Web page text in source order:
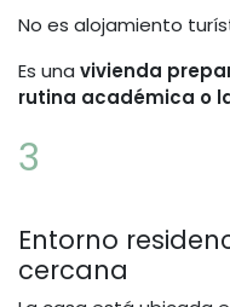
No es alojamiento
Es una vivienda
rutina académica o
3
Entorno
cercana